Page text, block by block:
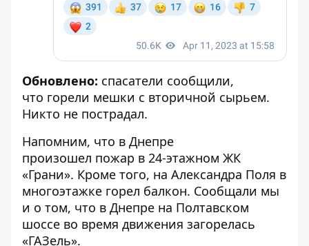
Обновлено: спасатели сообщили,
что горели мешки с вторичной сырьем.
Никто не пострадал.
Напомним, что в Днепре
произошел пожар в 24-этажном ЖК
«Грани». Кроме того, на Александра Поля в
многоэтажке горел балкон. Сообщали мы
и о том, что в Днепре на Полтавском
шоссе во время движения загорелась
«ГАЗель».